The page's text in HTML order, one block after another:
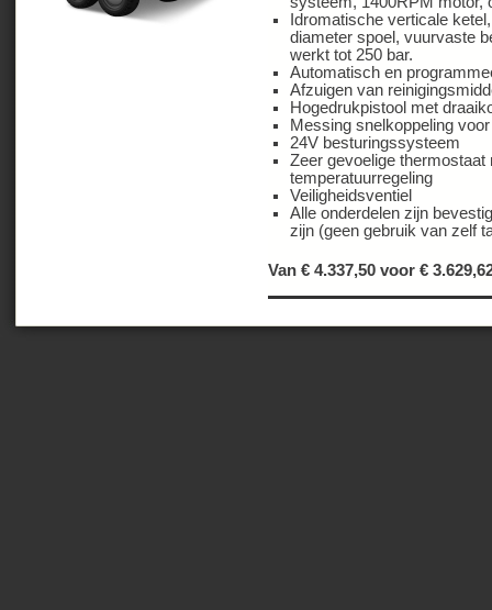
Idromatische verticale
diameter spoel, vuurvaste
werkt tot 250 bar.
Automatisch en
Afzuigen van
Hogedrukpistool met
Messing snelkoppeling
24V besturingssysteem
Zeer gevoelige
temperatuurregeling
Veiligheidsventiel
Alle onderdelen zijn
zijn (geen gebruik van zelf
Van € 4.337,50 voor €